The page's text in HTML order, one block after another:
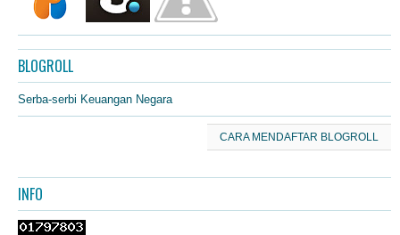
BLOGROLL
Serba-serbi Keuangan Negara
CARA MENDAFTAR BLOGROLL
INFO